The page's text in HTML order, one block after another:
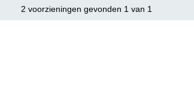
2 voorzieningen gevonden 1 van 1